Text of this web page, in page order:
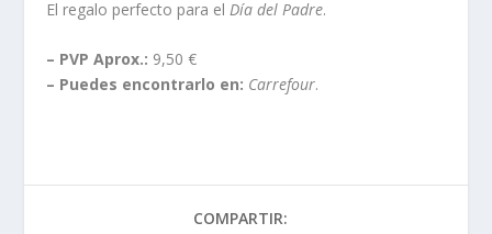
El regalo perfecto para el Día del Padre.
– PVP Aprox.: 9,50 €
– Puedes encontrarlo en: Carrefour.
COMPARTIR: